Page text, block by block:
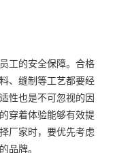
工的安全保障。合格
、缝制等工艺都要经
性也是不可忽视的因
穿着体验能够有效提
厂家时，要优先考虑
品牌。